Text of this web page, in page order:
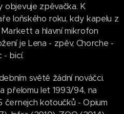
objevuje zpěvačka. K
loňského roku, kdy kapelu z
a hlavní mikrofon
je Lena - zpěv, Chorche -
- bicí.
světě žádní nováčci.
přelomu let 1993/94, na
černejch kotoučků - Opium